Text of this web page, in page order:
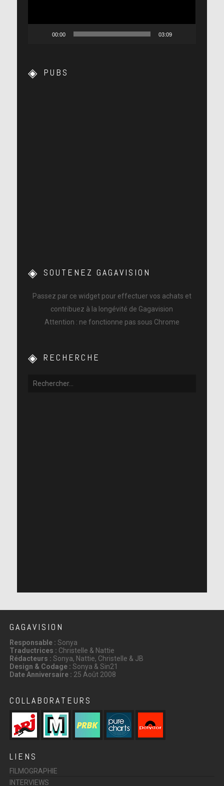
00:00 03:09
PUBS
SOUTENEZ GAGAVISION
Passez par ce widget pour effectuer vos achats et
contribuez à la longévité de Gagavision
Attention : ne fonctionne pas sous Chrome
RECHERCHE
GAGAVISION
Responsable : Sonya
Traductrices : Christelle & Nattie
Rédacteurs : Sonya, Nattie, Christelle & JB
Design & Codage : Sonya & Sin21
Date Anniversaire : 25 Août 2008
COLLABORATEURS
LIENS
FILMOGRAPHIE
INTERVIEWS